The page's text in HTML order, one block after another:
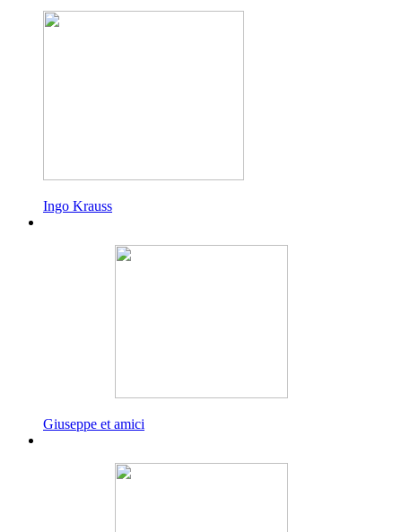
Ingo Krauss
Giuseppe et amici